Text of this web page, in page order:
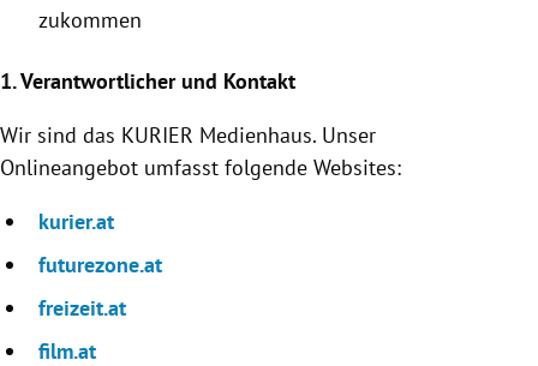
zukommen
1. Verantwortlicher und Kontakt
Wir sind das KURIER Medienhaus. Unser
Onlineangebot umfasst folgende Websites:
kurier.at
futurezone.at
freizeit.at
film.at